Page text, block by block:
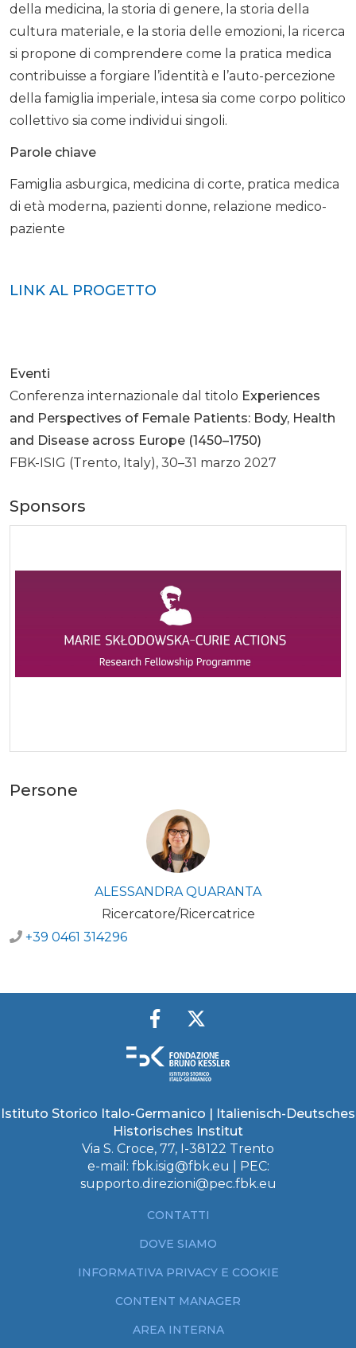
della medicina, la storia di genere, la storia della
cultura materiale, e la storia delle emozioni, la ricerca
si propone di comprendere come la pratica medica
contribuisse a forgiare l’identità e l’auto-percezione
della famiglia imperiale, intesa sia come corpo politico
collettivo sia come individui singoli.
Parole chiave
Famiglia asburgica, medicina di corte, pratica medica
di età moderna, pazienti donne, relazione medico-
paziente
LINK AL PROGETTO
Eventi
Conferenza internazionale dal titolo Experiences
and Perspectives of Female Patients: Body, Health
and Disease across Europe (1450–1750)
FBK-ISIG (Trento, Italy), 30–31 marzo 2027
Sponsors
Persone
ALESSANDRA QUARANTA
Ricercatore/Ricercatrice
+39 0461 314296
Istituto Storico Italo-Germanico | Italienisch-Deutsches
Historisches Institut
Via S. Croce, 77, I-38122 Trento
e-mail: fbk.isig@fbk.eu | PEC:
supporto.direzioni@pec.fbk.eu
CONTATTI
DOVE SIAMO
INFORMATIVA PRIVACY E COOKIE
CONTENT MANAGER
AREA INTERNA